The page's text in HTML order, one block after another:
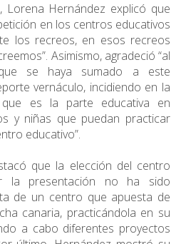
Lorena Hernández explicó que
en los centros educativos
los recreos, en esos recreos
Asimismo, agradeció “al
se haya sumado a este
vernáculo, incidiendo en la
es la parte educativa en
y niñas que puedan practicar
educativo”.
que la elección del centro
la presentación no ha sido
de un centro que apuesta de
canaria, practicándola en su
a cabo diferentes proyectos